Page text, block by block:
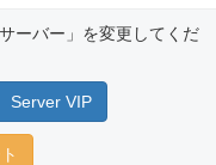
ーバー」を変更してくだ
Server VIP